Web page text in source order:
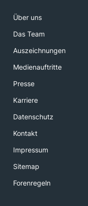
Über uns
Das Team
Auszeichnungen
Medienauftritte
Presse
Karriere
Datenschutz
Kontakt
Impressum
Sitemap
Forenregeln